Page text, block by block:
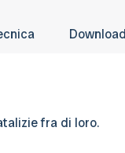
fra di loro.